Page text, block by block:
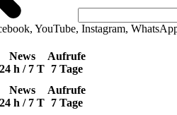
YouTube, Instagram,
News
24 h / 7 T
Aufrufe
7 Tage
News
24 h / 7 T
Aufrufe
7 Tage